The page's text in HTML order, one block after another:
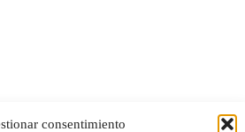
consentimiento